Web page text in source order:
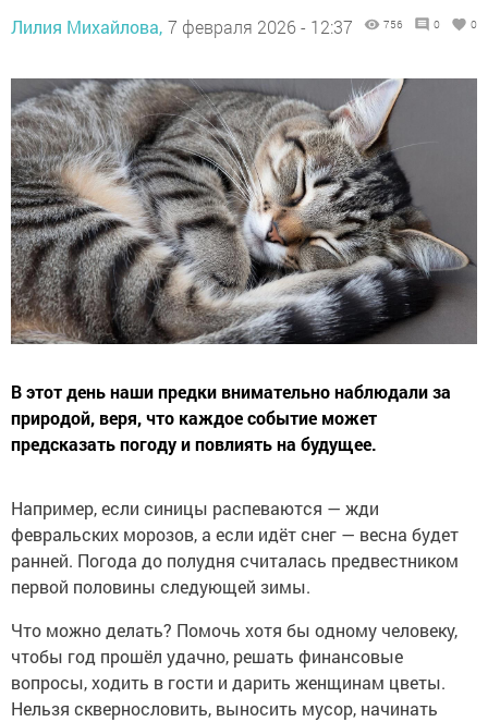
Лилия Михайлова, 7 февраля 2026 - 12:37 756 0 0
В этот день наши предки внимательно наблюдали за
природой, веря, что каждое событие может
предсказать погоду и повлиять на будущее.
Например, если синицы распеваются — жди
февральских морозов, а если идёт снег — весна будет
ранней. Погода до полудня считалась предвестником
первой половины следующей зимы.
Что можно делать? Помочь хотя бы одному человеку,
чтобы год прошёл удачно, решать финансовые
вопросы, ходить в гости и дарить женщинам цветы.
Нельзя сквернословить, выносить мусор, начинать